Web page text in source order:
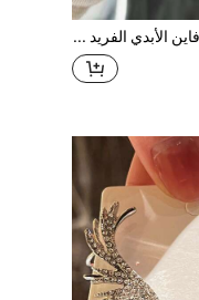
QTHOPE خاتم فاين الأبدي الفريد للرجال، مناسب للارتداء اليومي